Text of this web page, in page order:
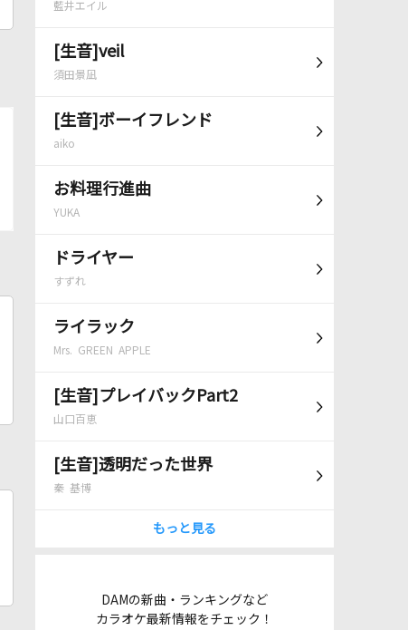
藍井エイル
[生音]veil
須田景凪
[生音]ボーイフレンド
aiko
お料理行進曲
YUKA
ドライヤー
すずれ
ライラック
Mrs. GREEN APPLE
[生音]プレイバックPart2
山口百恵
[生音]透明だった世界
秦 基博
もっと見る
DAMの新曲・ランキングなど
カラオケ最新情報をチェック！